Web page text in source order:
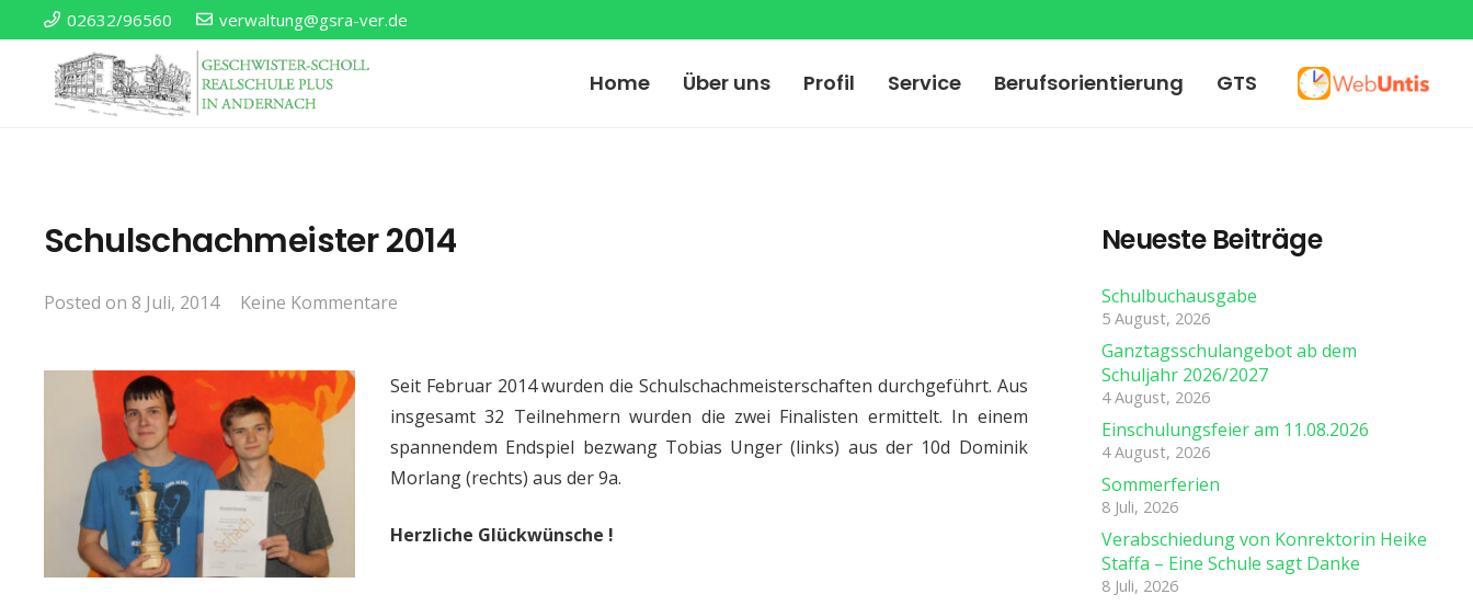
02632/96560 verwaltung@gsra-ver.de
Home Über uns Profil Service Berufsorientierung GTS
Schulschachmeister 2014
Posted on 8 Juli, 2014 Keine Kommentare
Seit Februar 2014 wurden die Schulschachmeisterschaften durchgeführt. Aus
insgesamt 32 Teilnehmern wurden die zwei Finalisten ermittelt. In einem
spannendem Endspiel bezwang Tobias Unger (links) aus der 10d Dominik
Morlang (rechts) aus der 9a.
Herzliche Glückwünsche !
Neueste Beiträge
Schulbuchausgabe
5 August, 2026
Ganztagsschulangebot ab dem
Schuljahr 2026/2027
4 August, 2026
Einschulungsfeier am 11.08.2026
4 August, 2026
Sommerferien
8 Juli, 2026
Verabschiedung von Konrektorin Heike
Staffa – Eine Schule sagt Danke
8 Juli, 2026